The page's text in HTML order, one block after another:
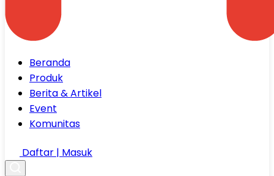
Beranda
Produk
Berita & Artikel
Event
Komunitas
Daftar | Masuk